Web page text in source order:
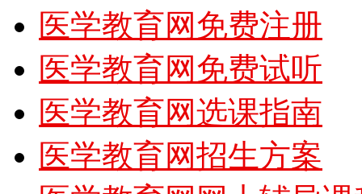
医学教育网免费注册
医学教育网免费试听
医学教育网选课指南
医学教育网招生方案